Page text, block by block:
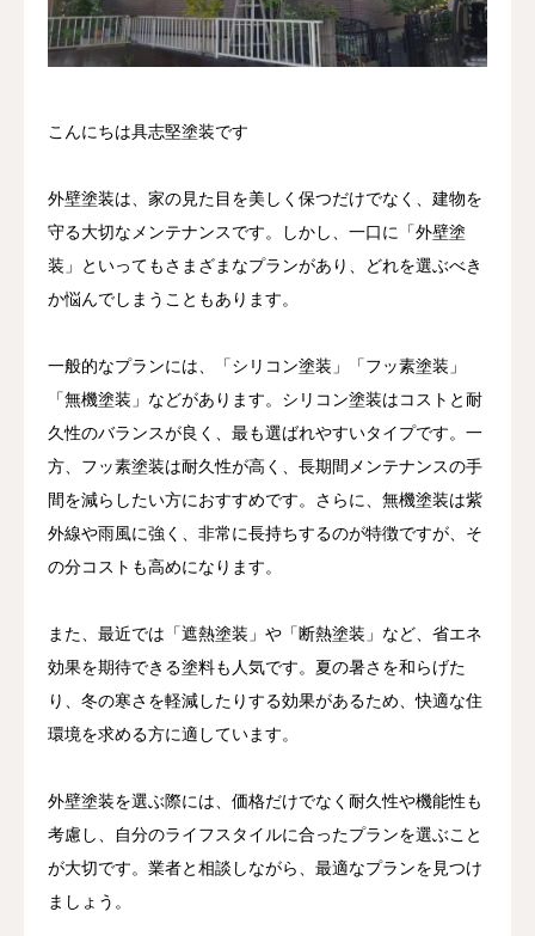
こんにちは具志堅塗装です
外壁塗装は、家の見た目を美しく保つだけでなく、建物を
守る大切なメンテナンスです。しかし、一口に「外壁塗
装」といってもさまざまなプランがあり、どれを選ぶべき
か悩んでしまうこともあります。
一般的なプランには、「シリコン塗装」「フッ素塗装」
「無機塗装」などがあります。シリコン塗装はコストと耐
久性のバランスが良く、最も選ばれやすいタイプです。一
方、フッ素塗装は耐久性が高く、長期間メンテナンスの手
間を減らしたい方におすすめです。さらに、無機塗装は紫
外線や雨風に強く、非常に長持ちするのが特徴ですが、そ
の分コストも高めになります。
また、最近では「遮熱塗装」や「断熱塗装」など、省エネ
効果を期待できる塗料も人気です。夏の暑さを和らげた
り、冬の寒さを軽減したりする効果があるため、快適な住
環境を求める方に適しています。
外壁塗装を選ぶ際には、価格だけでなく耐久性や機能性も
考慮し、自分のライフスタイルに合ったプランを選ぶこと
が大切です。業者と相談しながら、最適なプランを見つけ
ましょう。